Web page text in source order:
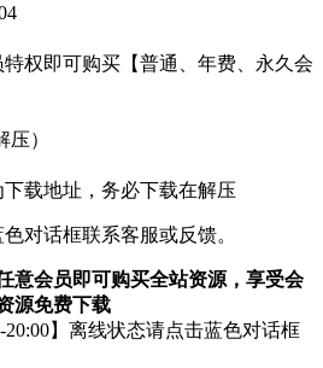
权即可购买【普通、年费、永久会
）
下载地址，务必下载在解压
对话框联系客服或反馈。
意会员即可购买全站资源，享受会
源免费下载
20:00】离线状态请点击蓝色对话框